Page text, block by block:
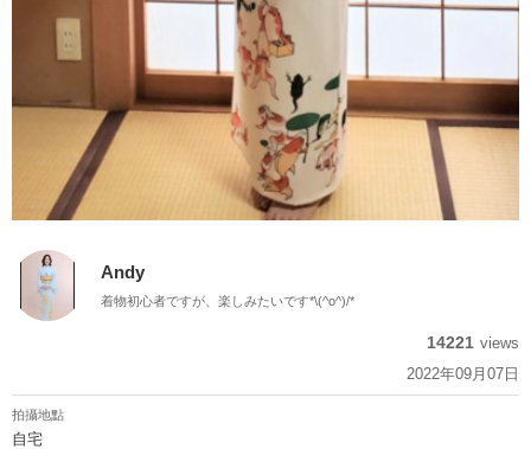
Andy
着物初心者ですが、楽しみたいです*\(^o^)/*
14221 views
2022年09月07日
拍攝地點
自宅